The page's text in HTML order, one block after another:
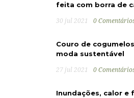
feita com borra de
30 jul 2021 0
Couro de
moda sustentável
27 jul 2021 0
Inundações, calor e